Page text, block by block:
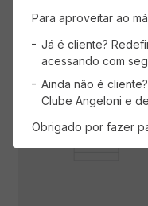
ADICIONAR AO
Para aproveitar ao
Já é cliente?
acessando com
Ainda não é
Clube Angeloni e
Obrigado por fazer